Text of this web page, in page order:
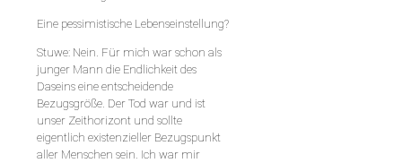
Eine pessimistische Lebenseinstellung?
Stuwe: Nein. Für mich war schon als
junger Mann die Endlichkeit des
Daseins eine entscheidende
Bezugsgröße. Der Tod war und ist
unser Zeithorizont und sollte
eigentlich existenzieller Bezugspunkt
aller Menschen sein. Ich war mir